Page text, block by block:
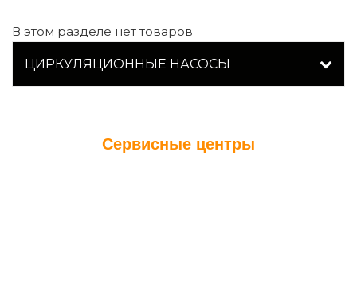
В этом разделе нет товаров
ЦИРКУЛЯЦИОННЫЕ НАСОСЫ
Сервисные центры